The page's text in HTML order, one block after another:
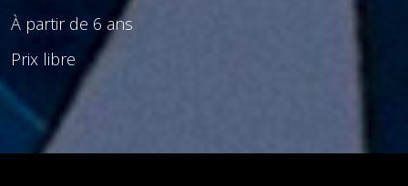
À partir de 6 ans
Prix libre